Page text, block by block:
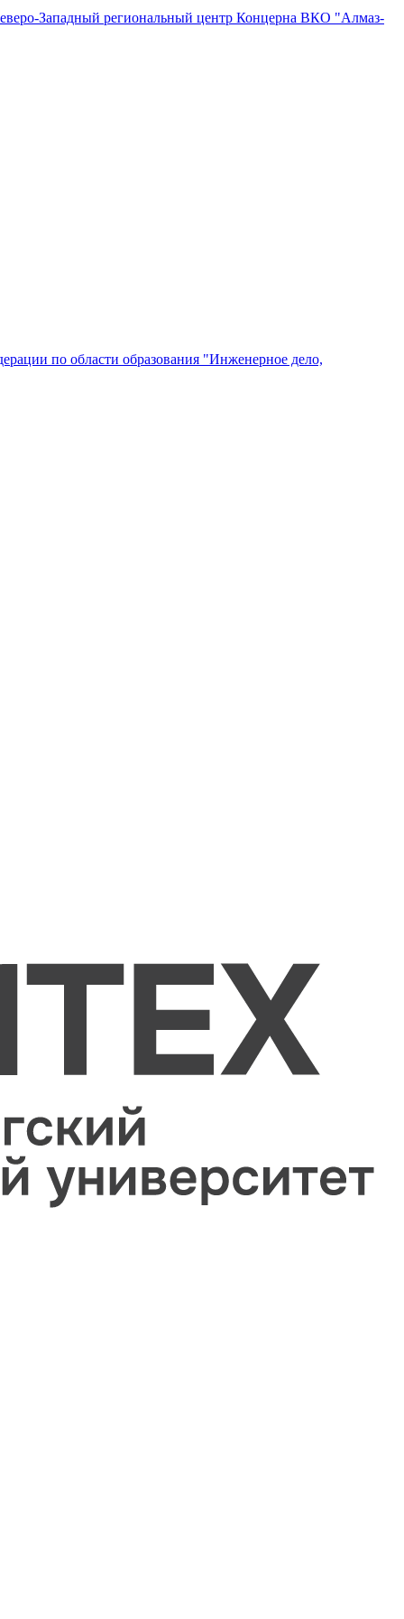
Западный региональный центр Концерна ВКО "Алмаз-
по области образования "Инженерное дело,